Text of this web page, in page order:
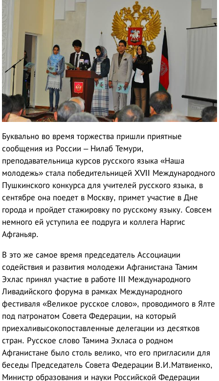
Буквально во время торжества пришли приятные
сообщения из России – Нилаб Темури,
преподавательница курсов русского языка «Наша
молодежь» стала победительницей XVII Международного
Пушкинского конкурса для учителей русского языка, в
сентябре она поедет в Москву, примет участие в Дне
города и пройдет стажировку по русскому языку. Совсем
немного ей уступила ее подруга и коллега Наргис
Афганьяр.
В это же самое время председатель Ассоциации
содействия и развития молодежи Афганистана Тамим
Эхлас принял участие в работе III Международного
Ливадийского форума в рамках Международного
фестиваля «Великое русское слово», проводимого в Ялте
под патронатом Совета Федерации, на который
приехаливысокопоставленные делегации из десятков
стран. Русское слово Тамима Эхласа о родном
Афганистане было столь велико, что его пригласили для
беседы Председатель Совета Федерации В.И.Матвиенко,
Министр образования и науки Российской Федерации